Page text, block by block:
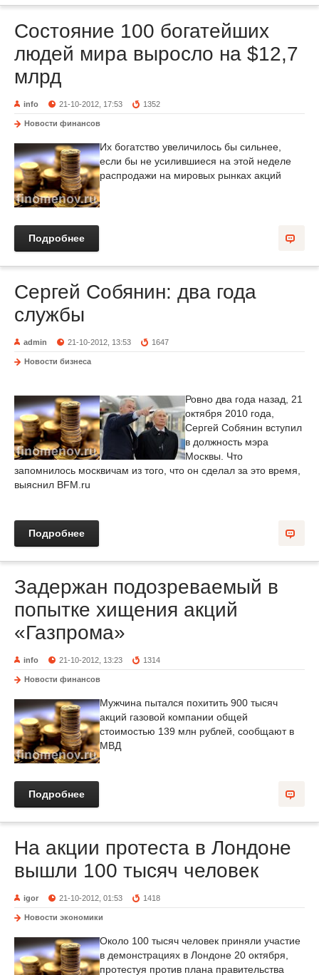
Состояние 100 богатейших
людей мира выросло на $12,7
млрд
info 21-10-2012, 17:53 1352
Новости финансов
Их богатство увеличилось бы сильнее,
если бы не усилившиеся на этой неделе
распродажи на мировых рынках акций
Подробнее
Сергей Собянин: два года
службы
admin 21-10-2012, 13:53 1647
Новости бизнеса
Ровно два года назад, 21
октября 2010 года,
Сергей Собянин вступил
в должность мэра
Москвы. Что
запомнилось москвичам из того, что он сделал за это время,
выяснил BFM.ru
Подробнее
Задержан подозреваемый в
попытке хищения акций
«Газпрома»
info 21-10-2012, 13:23 1314
Новости финансов
Мужчина пытался похитить 900 тысяч
акций газовой компании общей
стоимостью 139 млн рублей, сообщают в
МВД
Подробнее
На акции протеста в Лондоне
вышли 100 тысяч человек
igor 21-10-2012, 01:53 1418
Новости экономики
Около 100 тысяч человек приняли участие
в демонстрациях в Лондоне 20 октября,
протестуя против плана правительства